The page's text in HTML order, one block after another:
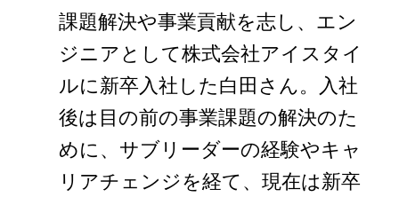
課題解決や事業貢献を志し、エン
ジニアとして株式会社アイスタイ
ルに新卒入社した白田さん。入社
後は目の前の事業課題の解決のた
めに、サブリーダーの経験やキャ
リアチェンジを経て、現在は新卒